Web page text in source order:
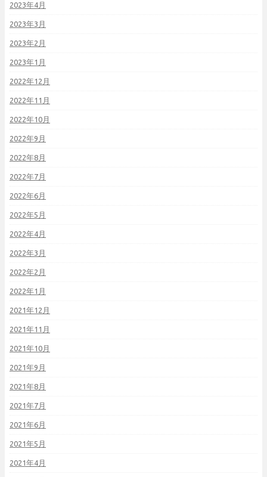
2023年4月
2023年3月
2023年2月
2023年1月
2022年12月
2022年11月
2022年10月
2022年9月
2022年8月
2022年7月
2022年6月
2022年5月
2022年4月
2022年3月
2022年2月
2022年1月
2021年12月
2021年11月
2021年10月
2021年9月
2021年8月
2021年7月
2021年6月
2021年5月
2021年4月